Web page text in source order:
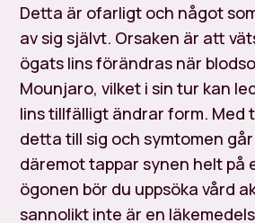
Detta är ofarligt och något
av sig självt. Orsaken är att
ögats lins förändras när
Mounjaro, vilket i sin tur kan
lins tillfälligt ändrar form. Med
detta till sig och symtomen går
däremot tappar synen helt på
ögonen bör du uppsöka vård
sannolikt inte är en